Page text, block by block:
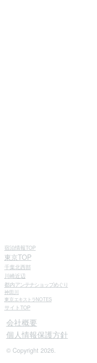
宿泊情報TOP
東京TOP
千葉北西部
川崎近辺
都内アンテナショップめぐり
神田川
東京 エキストラNOTES
サイトTOP
会社概要
個人情報保護方針
© Copyright 2026.